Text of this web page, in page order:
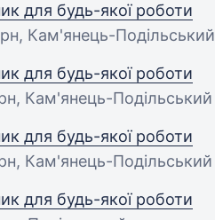
для будь-якої роботи
, Кам'янець-Подільський
для будь-якої роботи
, Кам'янець-Подільський
для будь-якої роботи
, Кам'янець-Подільський
для будь-якої роботи